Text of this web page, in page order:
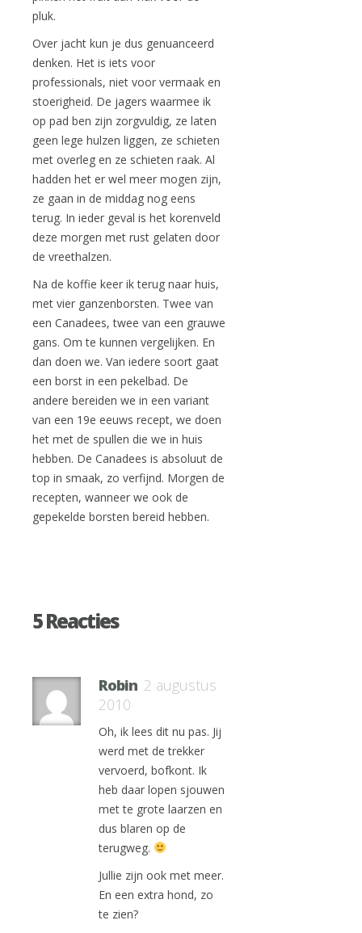
pluk.
Over jacht kun je dus genuanceerd
denken. Het is iets voor
professionals, niet voor vermaak en
stoerigheid. De jagers waarmee ik
op pad ben zijn zorgvuldig, ze laten
geen lege hulzen liggen, ze schieten
met overleg en ze schieten raak. Al
hadden het er wel meer mogen zijn,
ze gaan in de middag nog eens
terug. In ieder geval is het korenveld
deze morgen met rust gelaten door
de vreethalzen.
Na de koffie keer ik terug naar huis,
met vier ganzenborsten. Twee van
een Canadees, twee van een grauwe
gans. Om te kunnen vergelijken. En
dan doen we. Van iedere soort gaat
een borst in een pekelbad. De
andere bereiden we in een variant
van een 19e eeuws recept, we doen
het met de spullen die we in huis
hebben. De Canadees is absoluut de
top in smaak, zo verfijnd. Morgen de
recepten, wanneer we ook de
gepekelde borsten bereid hebben.
5 Reacties
Robin 2 augustus
2010
Oh, ik lees dit nu pas. Jij
werd met de trekker
vervoerd, bofkont. Ik
heb daar lopen sjouwen
met te grote laarzen en
dus blaren op de
terugweg.
Jullie zijn ook met meer.
En een extra hond, zo
te zien?